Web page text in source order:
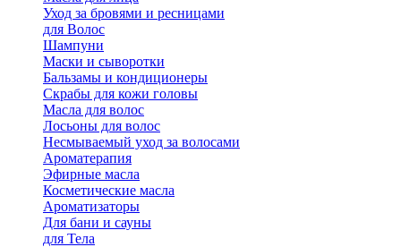
Уход за бровями и ресницами
для Волос
Шампуни
Маски и сыворотки
Бальзамы и кондиционеры
Скрабы для кожи головы
Масла для волос
Лосьоны для волос
Несмываемый уход за волосами
Ароматерапия
Эфирные масла
Косметические масла
Ароматизаторы
Для бани и сауны
для Тела